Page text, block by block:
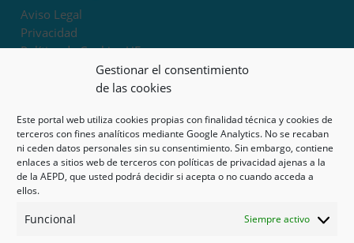
Gestionar el consentimiento
de las cookies
Este portal web utiliza cookies propias con finalidad técnica y cookies de
terceros con fines analíticos mediante Google Analytics. No se recaban
ni ceden datos personales sin su consentimiento. Sin embargo, contiene
enlaces a sitios web de terceros con políticas de privacidad ajenas a la
de la AEPD, que usted podrá decidir si acepta o no cuando acceda a
ellos.
Funcional Siempre activo
Aviso Legal
Privacidad
Política de Cookies UE
Términos y condiciones
Exoneración de responsabilidad
Mapa del sitio
Mi cuenta
Tienda
Psicología en Murcia
Guías